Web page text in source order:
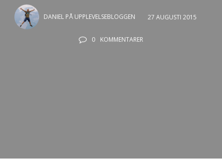
DANIEL PÅ UPPLEVELSEBLOGGEN 27 AUGUSTI 2015
0 KOMMENTARER